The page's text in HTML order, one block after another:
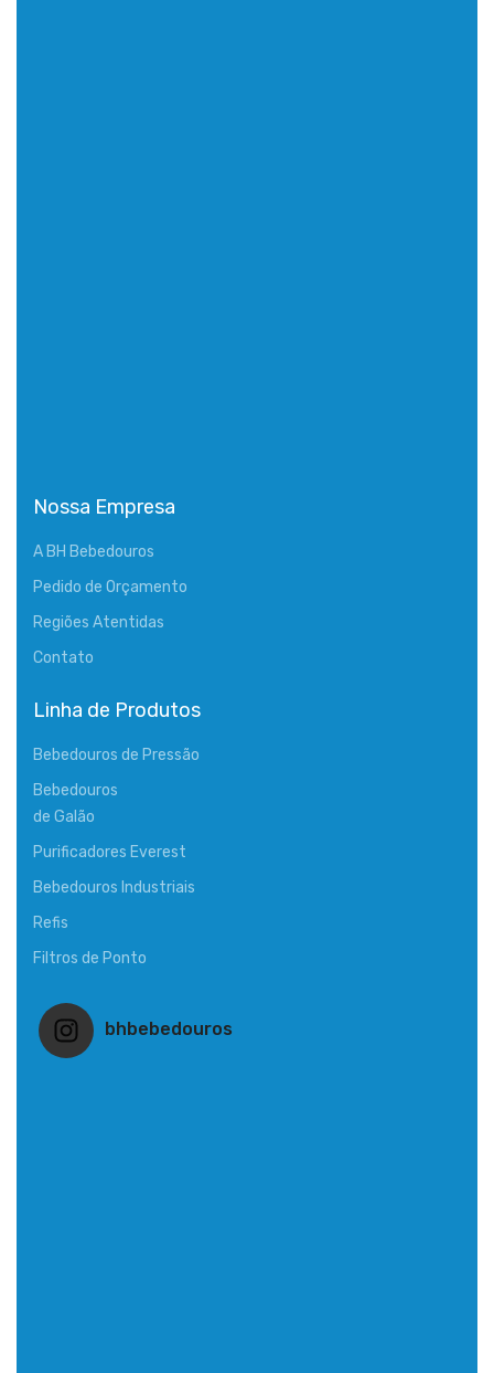
Nossa Empresa
A BH Bebedouros
Pedido de Orçamento
Regiões Atentidas
Contato
Linha de Produtos
Bebedouros de Pressão
Bebedouros
de Galão
Purificadores Everest
Bebedouros Industriais
Refis
Filtros de Ponto
bhbebedouros